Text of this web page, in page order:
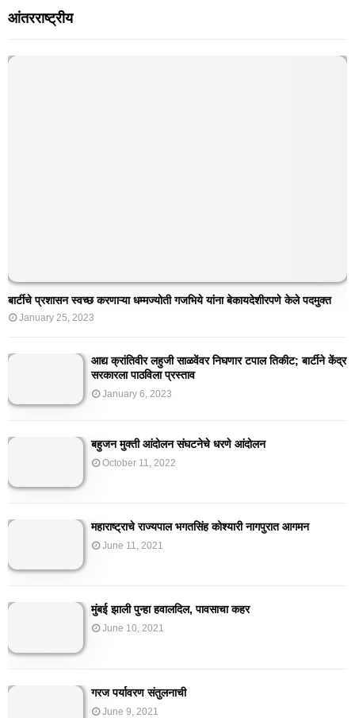
आंतरराष्ट्रीय
बार्टीचे प्रशासन स्वच्छ करणाऱ्या धम्मज्योती गजभिये यांना बेकायदेशीरपणे केले पदमुक्त
January 25, 2023
आद्य क्रांतिवीर लहुजी साळवेंवर निघणार टपाल तिकीट; बार्टीने केंद्र
सरकारला पाठविला प्रस्ताव
January 6, 2023
बहुजन मुक्ती आंदोलन संघटनेचे धरणे आंदोलन
October 11, 2022
महाराष्ट्राचे राज्यपाल भगतसिंह कोश्यारी नागपुरात आगमन
June 11, 2021
मुंबई झाली पुन्हा हवालदिल, पावसाचा कहर
June 10, 2021
गरज पर्यावरण संतुलनाची
June 9, 2021